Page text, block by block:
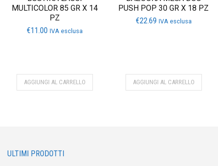
MULTICOLOR 85 GR X 14
PZ
€11.00 IVA esclusa
AGGIUNGI AL CARRELLO
PUSH POP 30 GR X 18 PZ
€22.69 IVA esclusa
AGGIUNGI AL CARRELLO
ULTIMI PRODOTTI